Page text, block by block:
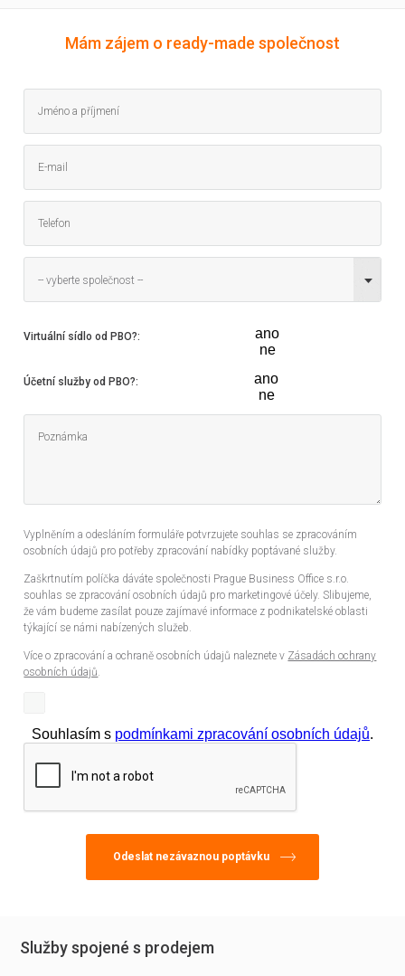
Mám zájem o ready-made společnost
-- vyberte společnost --
Virtuální sídlo od PBO?:
ano
ne
Účetní služby od PBO?:
ano
ne
Vyplněním a odesláním formuláře potvrzujete souhlas se zpracováním
osobních údajů pro potřeby zpracování nabídky poptávané služby.
Zaškrtnutím políčka dáváte společnosti Prague Business Office s.r.o.
souhlas se zpracování osobních údajů pro marketingové účely. Slibujeme,
že vám budeme zasílat pouze zajímavé informace z podnikatelské oblasti
týkající se námi nabízených služeb.
Více o zpracování a ochraně osobních údajů naleznete v Zásadách ochrany
osobních údajů.
Souhlasím s podmínkami zpracování osobních údajů.
Služby spojené s prodejem